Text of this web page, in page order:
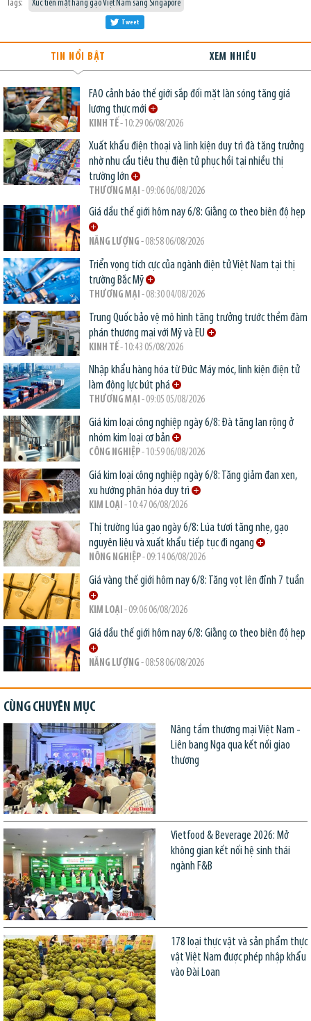
Tags: Xúc tiến mặt hàng gạo Việt Nam sang Singapore
Tweet
TIN NỔI BẬT XEM NHIỀU
FAO cảnh báo thế giới sắp đối mặt làn sóng tăng giá
lương thực mới
KINH TẾ- 10:29 06/08/2026
Xuất khẩu điện thoại và linh kiện duy trì đà tăng trưởng
nhờ nhu cầu tiêu thụ điện tử phục hồi tại nhiều thị
trường lớn
THƯƠNG MẠI - 09:06 06/08/2026
Giá dầu thế giới hôm nay 6/8: Giằng co theo biên độ hẹp
NĂNG LƯỢNG - 08:58 06/08/2026
Triển vọng tích cực của ngành điện tử Việt Nam tại thị
trường Bắc Mỹ
THƯƠNG MẠI - 08:30 04/08/2026
Trung Quốc bảo vệ mô hình tăng trưởng trước thềm đàm
phán thương mại với Mỹ và EU
KINH TẾ- 10:43 05/08/2026
Nhập khẩu hàng hóa từ Đức: Máy móc, linh kiện điện tử
làm động lực bứt phá
THƯƠNG MẠI - 09:05 05/08/2026
Giá kim loại công nghiệp ngày 6/8: Đà tăng lan rộng ở
nhóm kim loại cơ bản
CÔNG NGHIỆP- 10:59 06/08/2026
Giá kim loại công nghiệp ngày 6/8: Tăng giảm đan xen,
xu hướng phân hóa duy trì
KIM LOẠI - 10:47 06/08/2026
Thị trường lúa gạo ngày 6/8: Lúa tươi tăng nhẹ, gạo
nguyên liệu và xuất khẩu tiếp tục đi ngang
NÔNG NGHIỆP- 09:14 06/08/2026
Giá vàng thế giới hôm nay 6/8: Tăng vọt lên đỉnh 7 tuần
KIM LOẠI - 09:06 06/08/2026
Giá dầu thế giới hôm nay 6/8: Giằng co theo biên độ hẹp
NĂNG LƯỢNG - 08:58 06/08/2026
CÙNG CHUYÊN MỤC
Nâng tầm thương mại Việt Nam -
Liên bang Nga qua kết nối giao
thương
Vietfood & Beverage 2026: Mở
không gian kết nối hệ sinh thái
ngành F&B
178 loại thực vật và sản phẩm thực
vật Việt Nam được phép nhập khẩu
vào Đài Loan